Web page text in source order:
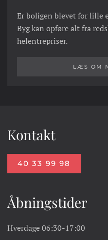
Er boligen blevet for lille
Byg kan opføre alt fra
helentrepriser.
LÆS OM
Kontakt
40 33 99 98
Åbningstider
Hverdage06:30-17:00